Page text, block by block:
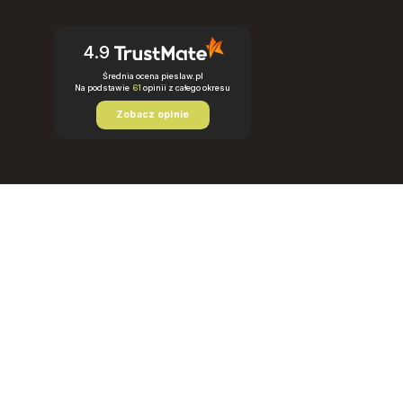
4.9
Średnia ocena pieslaw.pl
Na podstawie 61 opinii z całego okresu
Zobacz opinie